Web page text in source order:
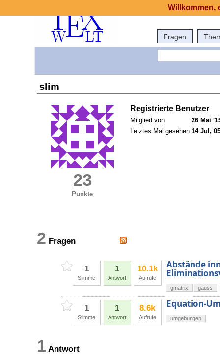
Fragen
slim
23
Punkte
Registrierte Benutzer
Mitglied von
26 Mai
Letztes Mal gesehen 14 Jul,
2 Fragen
1
Stimme
1
Antwort
10.1k
Aufrufe
Abstände
gmatrix gauss
1
Stimme
1
Antwort
8.6k
Aufrufe
Equation-
umgebungen
1 Antwort
Willkommen,